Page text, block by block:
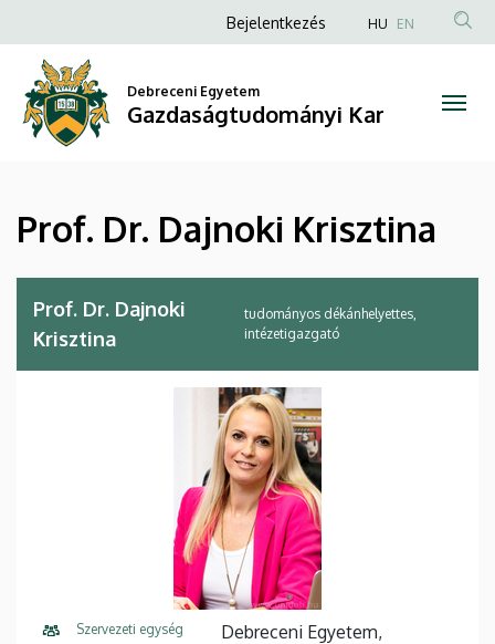
Dr.
Dajnoki
Krisztina
Gazdaságtudományi
Kar
a
tartalomra
Anonim
fiók
menüje
Bejelentkezés HU EN
Debreceni Egyetem
Gazdaságtudományi Kar
Prof. Dr. Dajnoki Krisztina
Prof. Dr. Dajnoki
Krisztina
tudományos dékánhelyettes,
intézetigazgató
Szervezeti egység
Debreceni Egyetem,